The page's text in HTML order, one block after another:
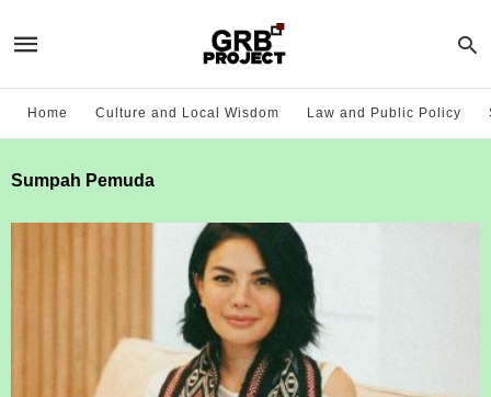
Home Culture and Local Wisdom Law and Public Policy
Sumpah Pemuda